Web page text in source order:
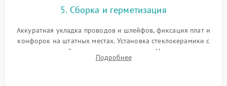
5. Сборка и герметизация
Аккуратная укладка проводов и шлейфов, фиксация плат и
конфорок на штатных местах. Установка стеклокерамики с
проверкой равномерности зазоров. Нанесение
термостойкого герметика или укладка уплотнительной
Подробнее